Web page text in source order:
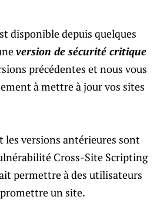
disponible depuis quelques
version de sécurité critique
précédentes et nous vous
à mettre à jour vos sites
les versions antérieures sont
Cross-Site Scripting
permettre à des utilisateurs
un site.